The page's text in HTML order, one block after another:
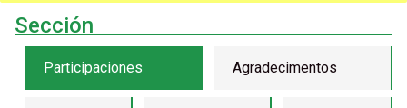
Sección
Participaciones Agradecimentos